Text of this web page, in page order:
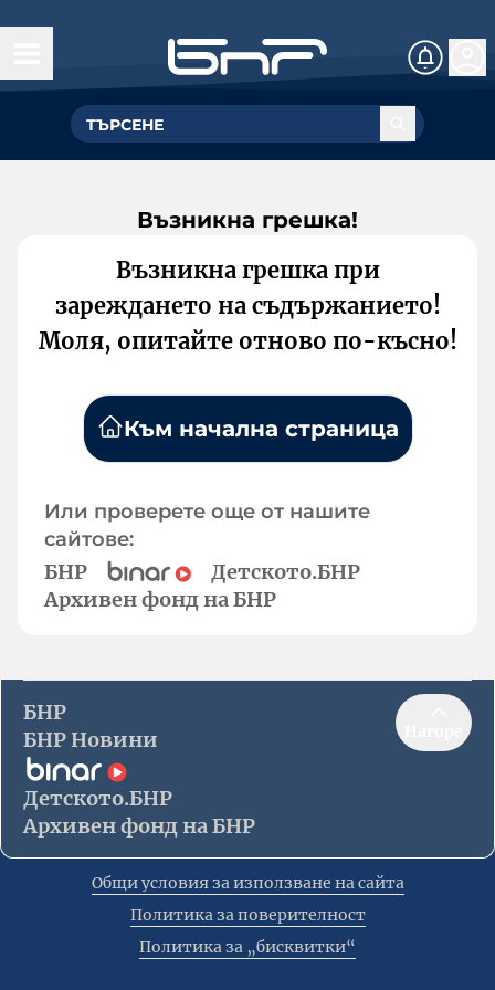
Възникна грешка!
Възникна грешка при
зареждането на съдържанието!
Моля, опитайте отново по-късно!
Към начална страница
Или проверете още от нашите
сайтове:
БНР
Детското.БНР
Архивен фонд на БНР
БНР
БНР Новини
Детското.БНР
Архивен фонд на БНР
Общи условия за използване на сайта
Политика за поверителност
Политика за „бисквитки“